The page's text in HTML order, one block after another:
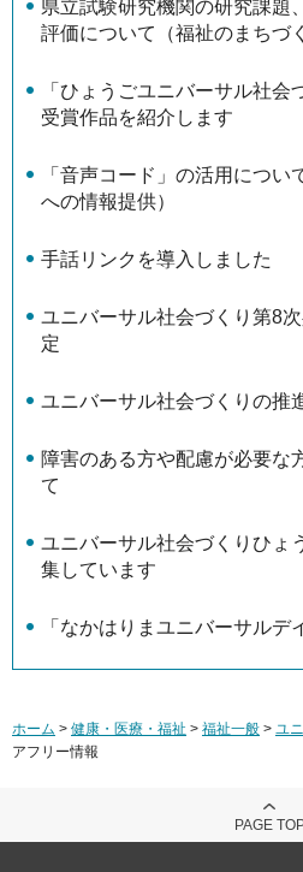
県立試験研究機関の研究課題
評価について（福祉のまちづ
「ひょうごユニバーサル社会
受賞作品を紹介します
「音声コード」の活用につ
への情報提供）
手話リンクを導入しました
ユニバーサル社会づくり第8
定
ユニバーサル社会づくりの推
障害のある方や配慮が必要な
て
ユニバーサル社会づくりひょ
集しています
「なかはりまユニバーサルデ
ホーム > 健康・医療・福祉 > 福祉一般 > ユ
アフリー情報
PAGE